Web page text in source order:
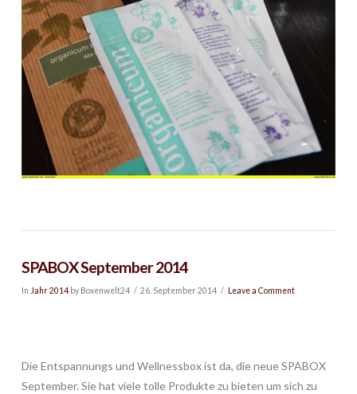
SPABOX September 2014
In Jahr 2014by Boxenwelt24 26. September 2014 Leave a Comment
Die Entspannungs und Wellnessbox ist da, die neue SPABOX
September. Sie hat viele tolle Produkte zu bieten um sich zu